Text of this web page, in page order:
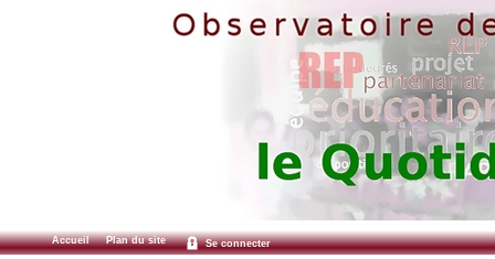
Accueil Plan du site Se connecter